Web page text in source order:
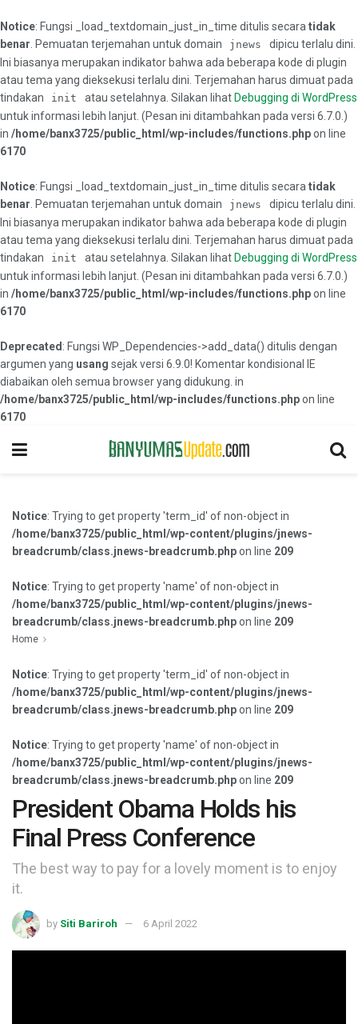
Notice: Fungsi _load_textdomain_just_in_time ditulis secara tidak
benar . Pemuatan terjemahan untuk domain jnews
dipicu terlalu dini.
Ini biasanya merupakan indikator bahwa ada beberapa kode di plugin
atau tema yang dieksekusi terlalu dini. Terjemahan harus dimuat pada
tindakan
init atau setelahnya. Silakan lihat Debugging di WordPress
untuk informasi lebih lanjut. (Pesan ini ditambahkan pada versi 6.7.0.)
in /home/banx3725/public_html/wp-includes/functions.phpon line
6170
Notice: Fungsi _load_textdomain_just_in_time ditulis secara tidak
benar . Pemuatan terjemahan untuk domain jnews
dipicu terlalu dini.
Ini biasanya merupakan indikator bahwa ada beberapa kode di plugin
atau tema yang dieksekusi terlalu dini. Terjemahan harus dimuat pada
tindakan
init atau setelahnya. Silakan lihat Debugging di WordPress
untuk informasi lebih lanjut. (Pesan ini ditambahkan pada versi 6.7.0.)
in /home/banx3725/public_html/wp-includes/functions.phpon line
6170
Deprecated : Fungsi WP_Dependencies->add_data() ditulis dengan
argumen yang usang sejak versi 6.9.0! Komentar kondisional IE
diabaikan oleh semua browser yang didukung. in
/home/banx3725/public_html/wp-includes/functions.phpon line
6170
Notice: Trying to get property 'term_id' of non-object in
/home/banx3725/public_html/wp-content/plugins/jnews-
breadcrumb/class.jnews-breadcrumb.phpon line 209
Notice: Trying to get property 'name' of non-object in
/home/banx3725/public_html/wp-content/plugins/jnews-
breadcrumb/class.jnews-breadcrumb.phpon line 209
Home
Notice: Trying to get property 'term_id' of non-object in
/home/banx3725/public_html/wp-content/plugins/jnews-
breadcrumb/class.jnews-breadcrumb.phpon line 209
Notice: Trying to get property 'name' of non-object in
/home/banx3725/public_html/wp-content/plugins/jnews-
breadcrumb/class.jnews-breadcrumb.phpon line 209
President Obama Holds his
Final Press Conference
The best way to pay for a lovely moment is to enjoy
it.
by Siti Bariroh 6 April 2022